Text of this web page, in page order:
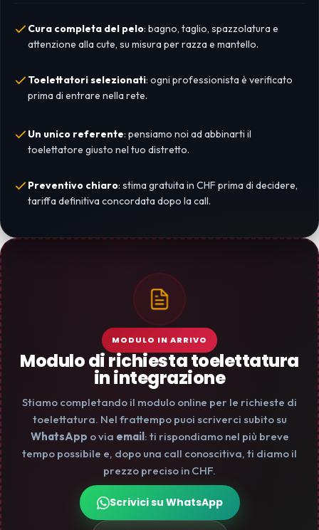
Cura completa del pelo: bagno, taglio, spazzolatura e
attenzione alla cute, su misura per razza e mantello.
Toelettatori selezionati: ogni professionista è verificato
prima di entrare nella rete.
Un unico referente: pensiamo noi ad abbinarti il
toelettatore giusto nel tuo distretto.
Preventivo chiaro: stima gratuita in CHF prima di decidere,
tariffa definitiva concordata dopo la call.
MODULO IN ARRIVO
Modulo di richiesta toelettatura
in integrazione
Stiamo completando il modulo online per le richieste di
toelettatura. Nel frattempo puoi scriverci subito su
WhatsApp o via email : ti rispondiamo nel più breve
tempo possibile e, dopo una call conoscitiva, ti diamo il
prezzo preciso in CHF.
Scrivici su WhatsApp